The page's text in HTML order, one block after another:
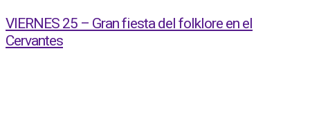
VIERNES 25 – Gran fiesta del folklore en el
Cervantes